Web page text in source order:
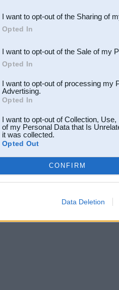
Participants
parties.
I want to opt-out of the Sharing of
Opted In
I want to opt-out of the Sale of my
Opted In
I want to opt-out of processing my
Advertising.
Opted In
I want to opt-out of Collection,
of my Personal Data that Is
it was collected.
Opted Out
CONFIRM
Data Deletion